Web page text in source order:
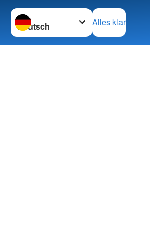
Sprache wechseln zu
Alles klar